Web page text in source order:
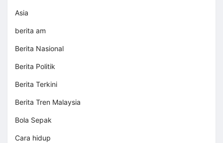
Asia
berita am
Berita Nasional
Berita Politik
Berita Terkini
Berita Tren Malaysia
Bola Sepak
Cara hidup